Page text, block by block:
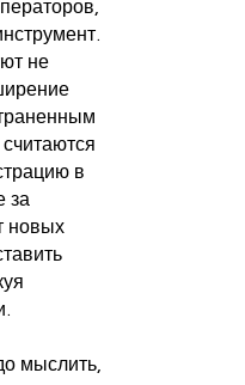
не
в
за
новых
мыслить,